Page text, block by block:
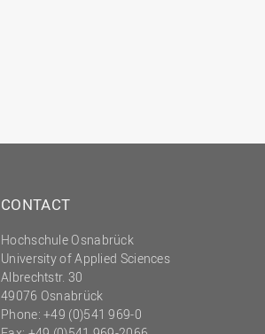
CONTACT
Hochschule Osnabrück
University of Applied Sciences
Albrechtstr. 30
49076 Osnabrück
Phone: +49 (0)541 969-0